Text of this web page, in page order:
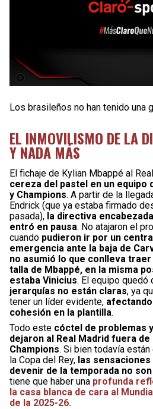
Los brasileños no han tenido una
EL INMOVILISMO DE LA
Y NADA MÁS
El fichaje de Kylian Mbappé al
cereza del pastel en un equipo
y Champions. A partir de la
Endrick (que ya estaba firmado
pasada), la directiva
entró en pausa. No atajaron el
cuando pudieron ir por un
emergencia ante la baja de
no asumió lo que conlleva
talla de Mbappé, en la misma
estaba Vinicius. El equipo
jerarquías no están claras, ya
tener un líder evidente,
cohesión en la plantilla.
Todo este cóctel de problemas
dejaron al Real Madrid fuera
Champions. Si bien todavía
la Copa del Rey, las
devenir de la temporada no son
tiene que haber una profunda
la casa blanca de cara al
de la 2025-26.